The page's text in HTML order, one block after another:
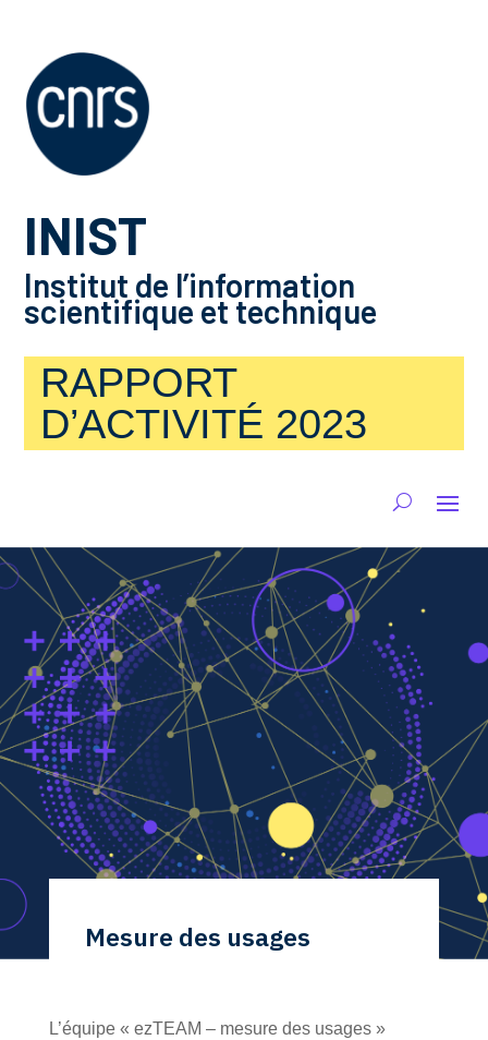
INIST
Institut de l’information
scientifique et technique
RAPPORT
D’ACTIVITÉ 2023
Mesure des usages
L’équipe « ezTEAM – mesure des usages »